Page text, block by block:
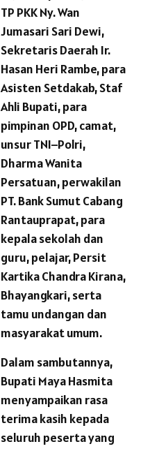
TP PKK Ny. Wan
Jumasari Sari Dewi,
Sekretaris Daerah Ir.
Hasan Heri Rambe, para
Asisten Setdakab, Staf
Ahli Bupati, para
pimpinan OPD, camat,
unsur TNI–Polri,
Dharma Wanita
Persatuan, perwakilan
PT. Bank Sumut Cabang
Rantauprapat, para
kepala sekolah dan
guru, pelajar, Persit
Kartika Chandra Kirana,
Bhayangkari, serta
tamu undangan dan
masyarakat umum.
Dalam sambutannya,
Bupati Maya Hasmita
menyampaikan rasa
terima kasih kepada
seluruh peserta yang